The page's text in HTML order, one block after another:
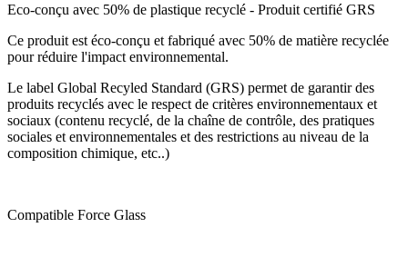
Eco-conçu avec 50% de plastique recyclé - Produit certifié GRS
Ce produit est éco-conçu et fabriqué avec 50% de matière recyclée
pour réduire l'impact environnemental.
Le label Global Recyled Standard (GRS) permet de garantir des
produits recyclés avec le respect de critères environnementaux et
sociaux (contenu recyclé, de la chaîne de contrôle, des pratiques
sociales et environnementales et des restrictions au niveau de la
composition chimique, etc..)
Compatible Force Glass